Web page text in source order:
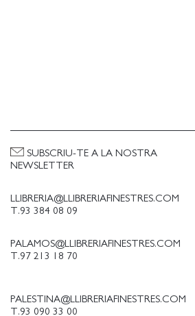
LLIBRERIA@LLIBRERIAFINESTRES.COM
T.93 384 08 09
PALAMOS@LLIBRERIAFINESTRES.COM
T.97 213 18 70
PALESTINA@LLIBRERIAFINESTRES.COM
T.93 090 33 00
SUBSCRIU-TE A LA NOSTRA
NEWSLETTER